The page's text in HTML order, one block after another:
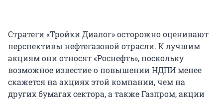
Стратеги «Тройки Диалог» осторожно оценивают
перспективы нефтегазовой отрасли. К лучшим
акциям они относят «Роснефть», поскольку
возможное известие о повышении НДПИ менее
скажется на акциях этой компании, чем на
других бумагах сектора, а также Газпром, акции